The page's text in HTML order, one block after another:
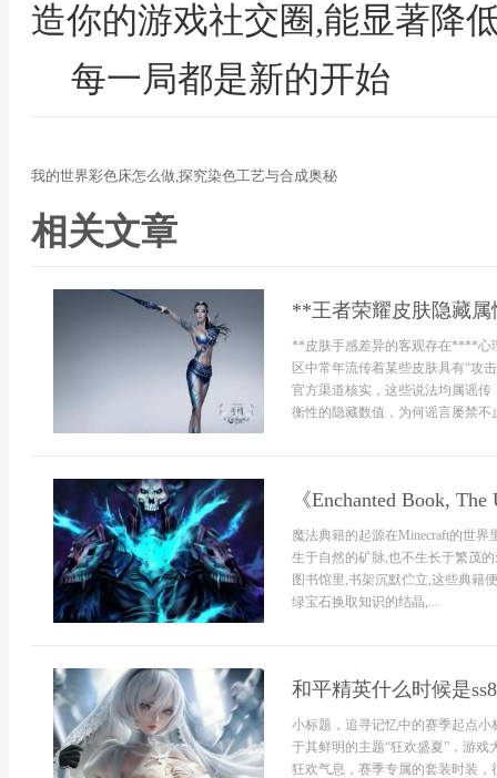
造你的游戏社交圈,能显著降
每一局都是新的开始
我的世界彩色床怎么做,探究染色工艺与合成奥秘
相关文章
**王者荣耀皮肤隐藏
**皮肤手感差异的客观存在****心
区中常年流传着某些皮肤具有“攻
官方渠道核实，这些说法均属谣
衡性的隐藏数值，为何谣言屡禁不
《Enchanted Book,
魔法典籍的起源在Minecraft的世界
生于自然的矿脉,也不生长于繁茂
图书馆里,书架沉默伫立,这些典籍
绿宝石换取知识的结晶,...
和平精英什么时候是
小标题，追寻记忆中的赛季起点
于其鲜明的主题“狂欢盛夏”，游
狂欢气息，赛季专属的套装时装，